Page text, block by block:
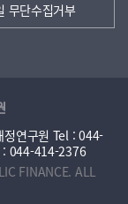
무단수집거부
정연구원 Tel : 044-
044-414-2376
FINANCE. ALL